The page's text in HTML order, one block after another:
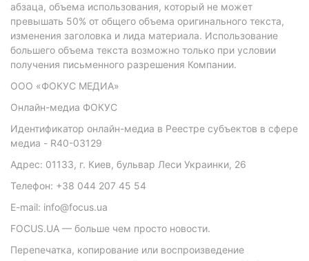
абзаца, объема использования, который не может
превышать 50% от общего объема оригинального текста,
изменения заголовка и лида материала. Использование
большего объема текста возможно только при условии
получения письменного разрешения Компании.
ООО «ФОКУС МЕДИА»
Онлайн-медиа ФОКУС
Идентификатор онлайн-медиа в Реестре субъектов в сфере
медиа - R40-03129
Адрес: 01133, г. Киев, бульвар Леси Украинки, 26
Телефон: +38 044 207 45 54
E-mail: info@focus.ua
FOCUS.UA — больше чем просто новости.
Перепечатка, копирование или воспроизведение